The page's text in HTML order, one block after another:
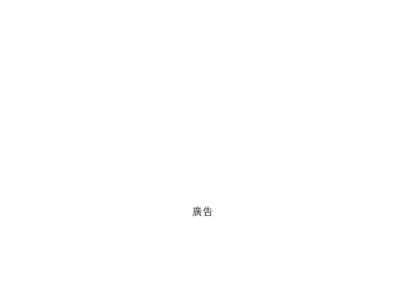
廣告